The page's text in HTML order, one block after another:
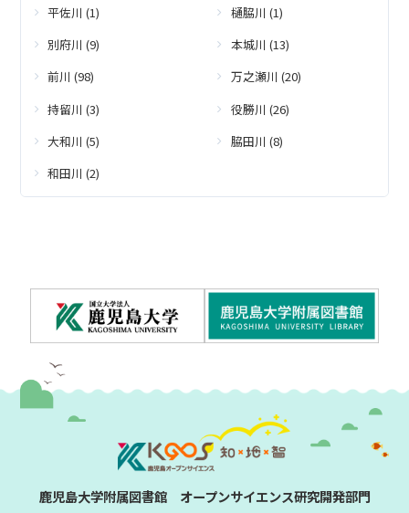
平佐川 (1)
樋脇川 (1)
別府川 (9)
本城川 (13)
前川 (98)
万之瀬川 (20)
持留川 (3)
役勝川 (26)
大和川 (5)
脇田川 (8)
和田川 (2)
鹿児島大学附属図書館 オープンサイエンス研究開発部門